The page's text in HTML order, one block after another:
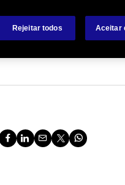
Rejeitar todos Aceitar